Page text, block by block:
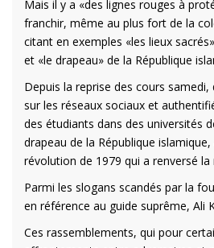
Mais il y a «des lignes rouges à
franchir, même au plus fort de la
citant en exemples «les lieux
et «le drapeau» de la République
Depuis la reprise des cours samedi,
sur les réseaux sociaux et
des étudiants dans des universités
drapeau de la République
révolution de 1979 qui a renversé la
Parmi les slogans scandés par la
en référence au guide suprême, Ali
Ces rassemblements, qui pour